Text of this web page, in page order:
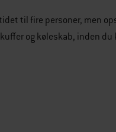
til fire personer, men
og køleskab, inden